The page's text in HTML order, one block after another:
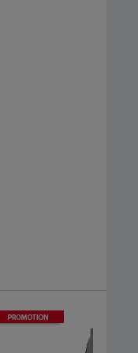
PROMOTION
-44%